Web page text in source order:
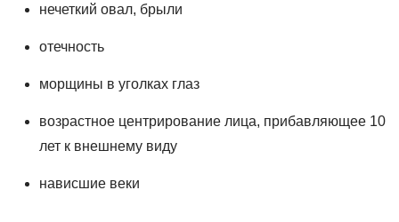
нечеткий овал, брыли
отечность
морщины в уголках глаз
возрастное центрирование лица, прибавляющее 10
лет к внешнему виду
нависшие веки